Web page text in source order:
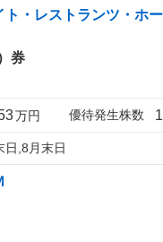
ト・レストランツ・ホ
券
万円 優待発生株数
日,8月末日